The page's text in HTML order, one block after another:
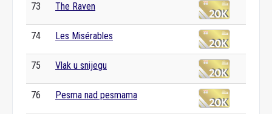
73 The Raven
74 Les Misérables
75 Vlak u snijegu
76 Pesma nad pesmama